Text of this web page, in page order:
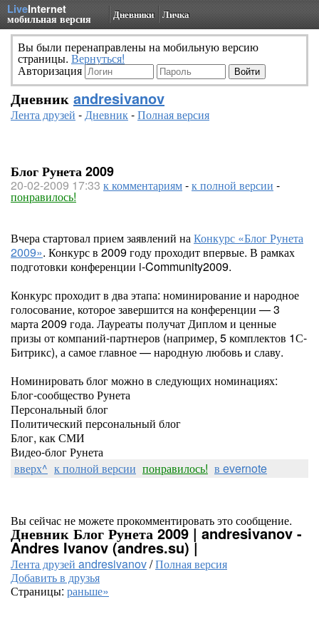
LiveInternet
мобильная версия Дневники Личка
Вы были перенаправлены на мобильную версию
страницы. Вернуться!
Авторизация
Дневник andresivanov
Лента друзей -Дневник-Полная версия
Блог Рунета 2009
20-02-2009 17:33 к комментариям-к полной версии -
понравилось!
Вчера стартовал прием заявлений наКонкурс «Блог Рунета
2009». Конкурс в 2009 году проходит впервые. В рамках
подготовки конференции i-Community2009.
Конкурс проходит в два этапа: номинирование и народное
голосование, которое завершится на конференции — 3
марта 2009 года. Лауреаты получат Диплом и ценные
призы от компаний-партнеров (например, 5 комплектов 1С-
Битрикс), а самое главное — народную любовь и славу.
Номинировать блог можно в следующих номинациях:
Блог-сообщество Рунета
Персональный блог
Политический персональный блог
Блог, как СМИ
Видео-блог Рунета
вверх^ к полной версии понравилось! в evernote
Вы сейчас не можете прокомментировать это сообщение.
Дневник Блог Рунета 2009 | andresivanov -
Andres Ivanov (andres.su) |
Лента друзей andresivanov/Полная версия
Добавить в друзья
Страницы: раньше»